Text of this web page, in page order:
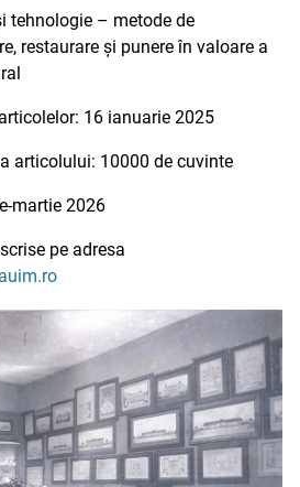
tehnologie – metode de
restaurare și punere în valoare a
16 ianuarie 2025
articolului: 10000 de cuvinte
martie 2026
pe adresa